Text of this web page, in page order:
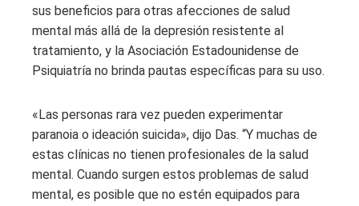
sus beneficios para otras afecciones de salud
mental más allá de la depresión resistente al
tratamiento, y la Asociación Estadounidense de
Psiquiatría no brinda pautas específicas para su uso.
«Las personas rara vez pueden experimentar
paranoia o ideación suicida», dijo Das. “Y muchas de
estas clínicas no tienen profesionales de la salud
mental. Cuando surgen estos problemas de salud
mental, es posible que no estén equipados para